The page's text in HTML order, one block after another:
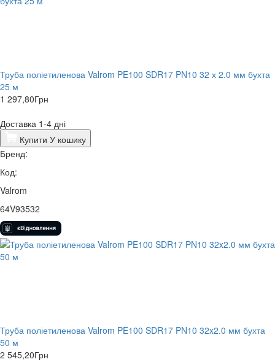
Труба поліетиленова Valrom PE100 SDR17 PN10 32 х 2.0 мм бухта
25 м
1 297,80Грн
Доставка 1-4 дні
Купити У кошику
Бренд:
Код:
Valrom
64V93532
Труба поліетиленова Valrom PE100 SDR17 PN10 32x2.0 мм бухта
50 м
2 545,20Грн